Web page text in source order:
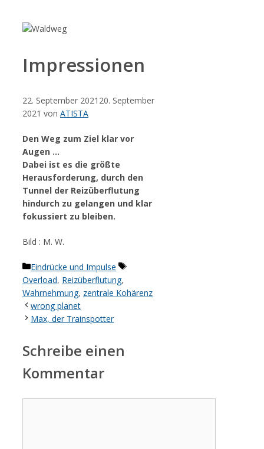
Inhalt
Impressionen
22. September 2021 20. September
2021 von ATISTA
Den Weg zum Ziel klar vor
Augen …
Dabei ist es die größte
Herausforderung, durch den
Tunnel der Reizüberflutung
hindurch zu gelangen und klar
fokussiert zu bleiben.
Bild : M. W.
Kategorien
Eindrücke und Impulse
Schlagwörter
Overload, Reizüberflutung,
Wahrnehmung, zentrale Kohärenz
wrong planet
Max, der Trainspotter
Schreibe einen
Kommentar